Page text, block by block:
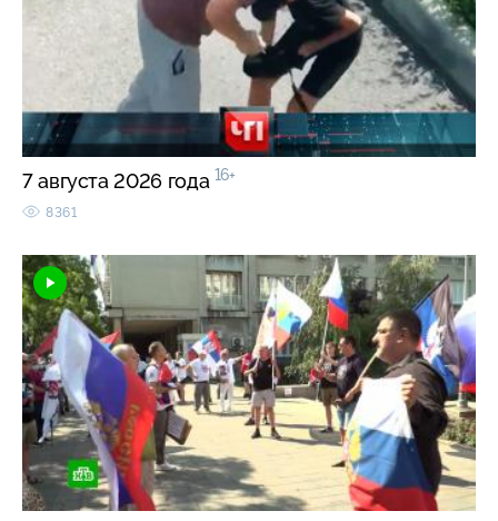
7 августа 2026 года 16+
8361